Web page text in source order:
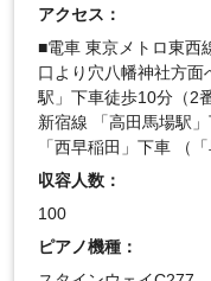
アクセス：
■電車 東京メトロ東西
口より穴八幡神社方面
駅」下車徒歩10分（2
新宿線 「高田馬場駅
「西早稲田」下車 （
収容人数：
100
ピアノ機種：